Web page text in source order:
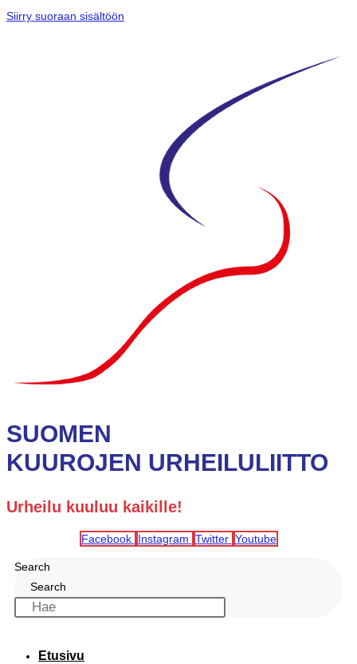
Siirry suoraan sisältöön
SUOMEN
KUUROJEN URHEILULIITTO
Urheilu kuuluu kaikille!
Facebook Instagram Twitter Youtube
Search
Search
Etusivu